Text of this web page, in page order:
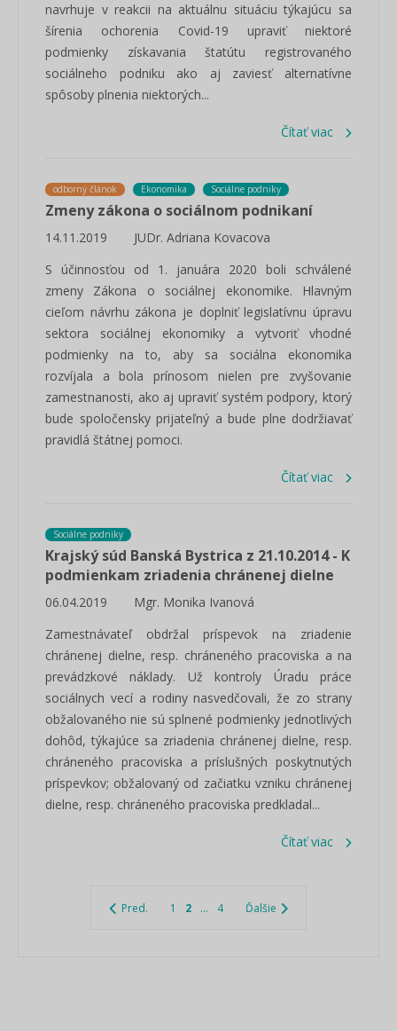
navrhuje v reakcii na aktuálnu situáciu týkajúcu sa
šírenia ochorenia Covid-19 upraviť niektoré
podmienky získavania štatútu registrovaného
sociálneho podniku ako aj zaviesť alternatívne
spôsoby plnenia niektorých...
Čítať viac
odborný článok Ekonomika Sociálne podniky
Zmeny zákona o sociálnom podnikaní
14.11.2019
JUDr. Adriana Kovacova
S účinnosťou od 1. januára 2020 boli schválené
zmeny Zákona o sociálnej ekonomike. Hlavným
cieľom návrhu zákona je doplniť legislatívnu úpravu
sektora sociálnej ekonomiky a vytvoriť vhodné
podmienky na to, aby sa sociálna ekonomika
rozvíjala a bola prínosom nielen pre zvyšovanie
zamestnanosti, ako aj upraviť systém podpory, ktorý
bude spoločensky prijateľný a bude plne dodržiavať
pravidlá štátnej pomoci.
Čítať viac
Sociálne podniky
Krajský súd Banská Bystrica z 21.10.2014 - K
podmienkam zriadenia chránenej dielne
06.04.2019
Mgr. Monika Ivanová
Zamestnávateľ obdržal príspevok na zriadenie
chránenej dielne, resp. chráneného pracoviska a na
prevádzkové náklady. Už kontroly Úradu práce
sociálnych vecí a rodiny nasvedčovali, že zo strany
obžalovaného nie sú splnené podmienky jednotlivých
dohôd, týkajúce sa zriadenia chránenej dielne, resp.
chráneného pracoviska a príslušných poskytnutých
príspevkov; obžalovaný od začiatku vzniku chránenej
dielne, resp. chráneného pracoviska predkladal...
Čítať viac
Pred. 1 2 ... 4 Ďalšie